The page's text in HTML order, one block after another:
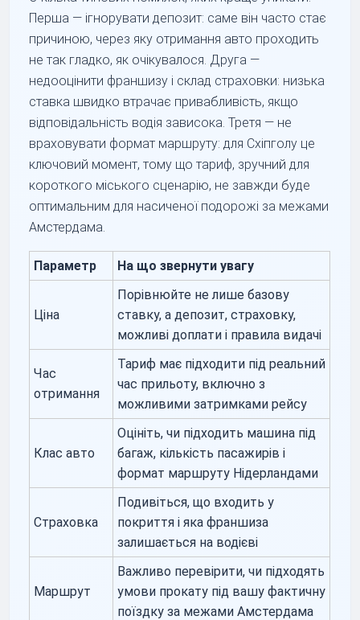
Перша — ігнорувати депозит: саме він часто стає
причиною, через яку отримання авто проходить
не так гладко, як очікувалося. Друга —
недооцінити франшизу і склад страховки: низька
ставка швидко втрачає привабливість, якщо
відповідальність водія зависока. Третя — не
враховувати формат маршруту: для Схіпголу це
ключовий момент, тому що тариф, зручний для
короткого міського сценарію, не завжди буде
оптимальним для насиченої подорожі за межами
Амстердама.
Параметр На що звернути увагу
Ціна
Порівнюйте не лише базову
ставку, а депозит, страховку,
можливі доплати і правила видачі
Час
отримання
Тариф має підходити під реальний
час прильоту, включно з
можливими затримками рейсу
Клас авто
Оцініть, чи підходить машина під
багаж, кількість пасажирів і
формат маршруту Нідерландами
Страховка
Подивіться, що входить у
покриття і яка франшиза
залишається на водієві
Маршрут
Важливо перевірити, чи підходять
умови прокату під вашу фактичну
поїздку за межами Амстердама